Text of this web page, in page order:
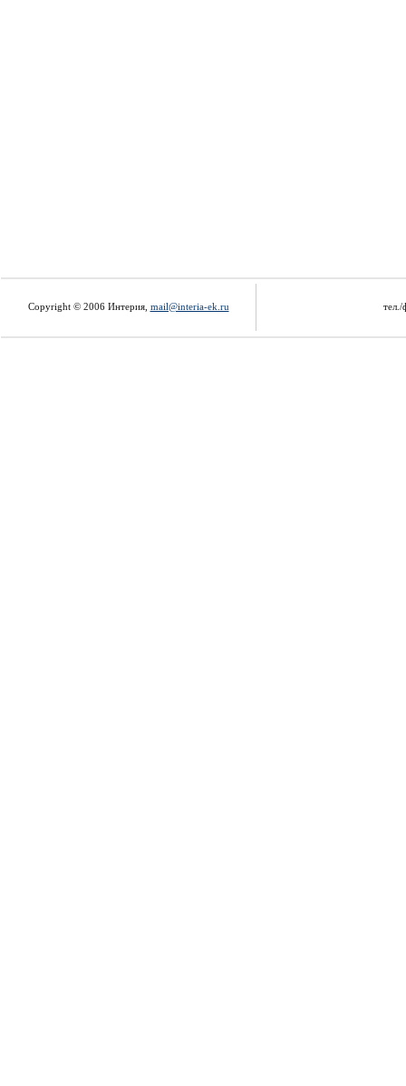
Copyright © 2006 Интерия, mail@interia-ek.ru